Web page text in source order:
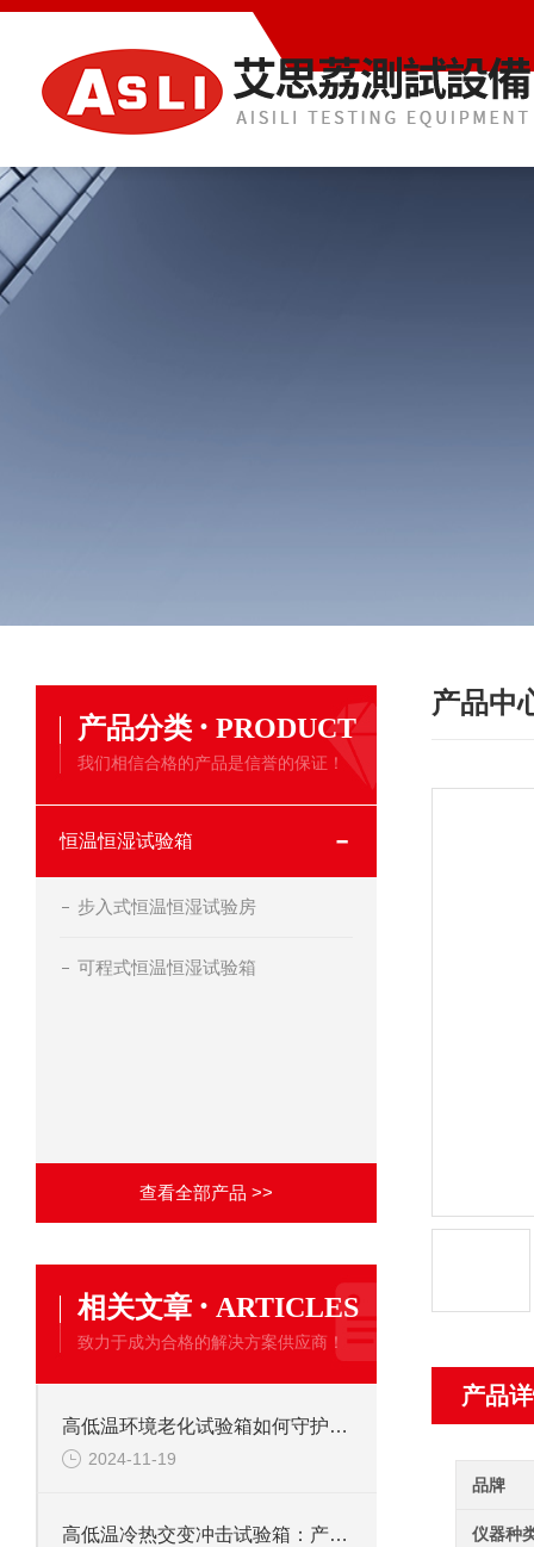
产品分类 · PRODUCT
我们相信合格的产品是信誉的保证！
恒温恒湿试验箱
步入式恒温恒湿试验房
可程式恒温恒湿试验箱
查看全部产品 >>
相关文章 · ARTICLES
致力于成为合格的解决方案供应商！
高低温环境老化试验箱如何守护产品质量？
2024-11-19
高低温冷热交变冲击试验箱：产品耐候性
产品中
产品
品牌
仪器种